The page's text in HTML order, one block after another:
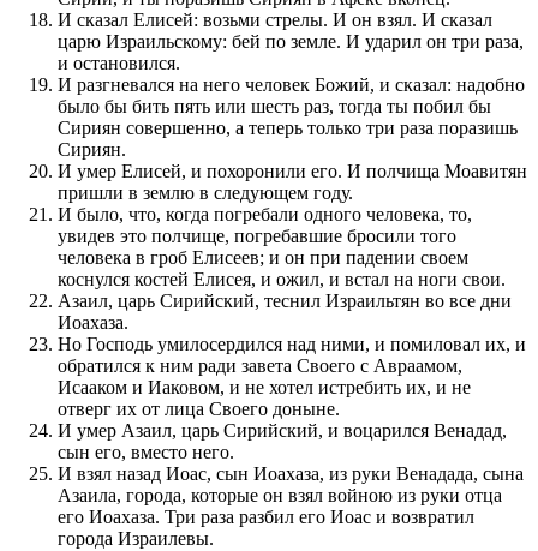
И сказал Елисей: возьми стрелы. И он взял. И сказал
царю Израильскому: бей по земле. И ударил он три раза,
и остановился.
И разгневался на него человек Божий, и сказал: надобно
было бы бить пять или шесть раз, тогда ты побил бы
Сириян совершенно, а теперь только три раза поразишь
Сириян.
И умер Елисей, и похоронили его. И полчища Моавитян
пришли в землю в следующем году.
И было, что, когда погребали одного человека, то,
увидев это полчище, погребавшие бросили того
человека в гроб Елисеев; и он при падении своем
коснулся костей Елисея, и ожил, и встал на ноги свои.
Азаил, царь Сирийский, теснил Израильтян во все дни
Иоахаза.
Но Господь умилосердился над ними, и помиловал их, и
обратился к ним ради завета Своего с Авраамом,
Исааком и Иаковом, и не хотел истребить их, и не
отверг их от лица Своего доныне.
И умер Азаил, царь Сирийский, и воцарился Венадад,
сын его, вместо него.
И взял назад Иоас, сын Иоахаза, из руки Венадада, сына
Азаила, города, которые он взял войною из руки отца
его Иоахаза. Три раза разбил его Иоас и возвратил
города Израилевы.